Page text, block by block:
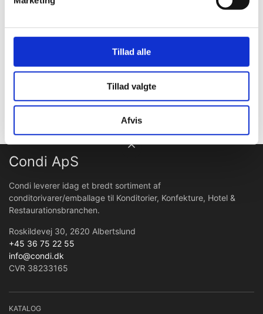
Tillad alle
Tillad valgte
Afvis
Dekoration til professionel brug.
Ved anvendelse opvarmes dåsen til en temp. mellem 25C-
Kan have negativ indvirkning på børns aktivitet og
Condi ApS
Condi leverer idag et bredt sortiment af
conditorivarer/emballage til Konditorier, Konfekture, Hotel &
Restaurationsbranchen.
Roskildevej 30, 2620 Albertslund
+45 36 75 22 55
info@condi.dk
CVR 38233165
KATALOG